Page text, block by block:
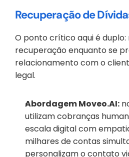
Recuperação de
O ponto crítico aqui é duplo:
recuperação enquanto se
relacionamento com o
legal.
Abordagem Moveo.AI:
utilizam cobranças
escala digital com
milhares de contas
personalizam o contato